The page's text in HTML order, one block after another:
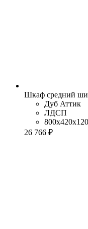
Шкаф средний
Дуб Аттик
ЛДСП
26 766 ₽